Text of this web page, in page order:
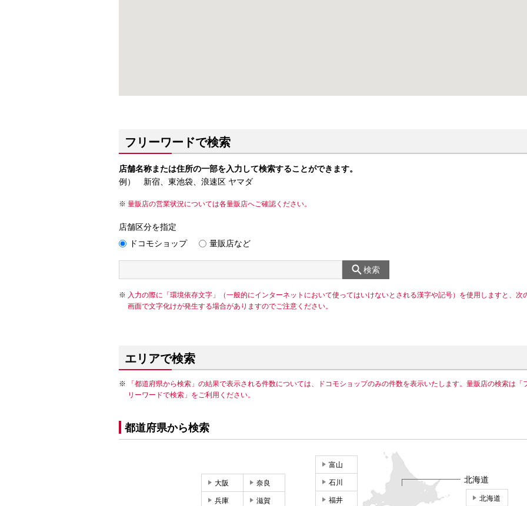
フリーワードで検索
店舗名称または住所の一部を入力して検索することができます。
例） 新宿、東池袋、浪速区 ヤマダ
量販店の営業状況については各量販店へご確認ください。
店舗区分を指定
ドコモショップ
量販店など
検索
入力の際に「環境依存文字」（一般的にインターネットにおいて使ってはいけないとされる漢字や記号）を使用しますと、次
画面で文字化けが発生する場合がありますのでご注意ください。
エリアで検索
「都道府県から検索」の結果で表示される件数については、ドコモショップのみの件数を表示いたします。量販店の検索は「
リーワードで検索」をご利用ください。
都道府県から検索
北海道
北海道
富山
石川
福井
大阪 奈良
兵庫 滋賀